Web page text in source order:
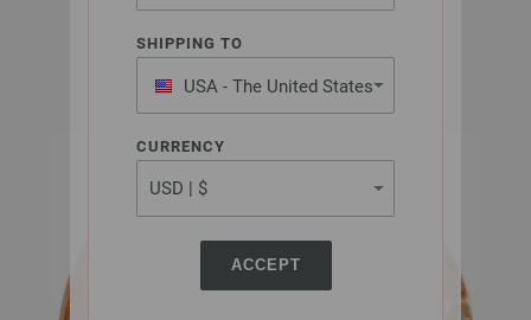
SHIPPING TO
USA - The United States
of America
CURRENCY
ACCEPT